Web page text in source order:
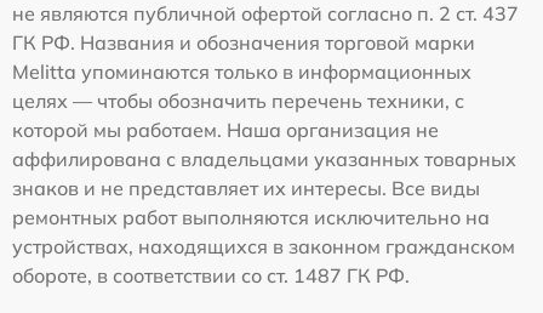
не являются публичной офертой согласно п. 2 ст. 437
ГК РФ. Названия и обозначения торговой марки
Melitta упоминаются только в информационных
целях — чтобы обозначить перечень техники, с
которой мы работаем. Наша организация не
аффилирована с владельцами указанных товарных
знаков и не представляет их интересы. Все виды
ремонтных работ выполняются исключительно на
устройствах, находящихся в законном гражданском
обороте, в соответствии со ст. 1487 ГК РФ.